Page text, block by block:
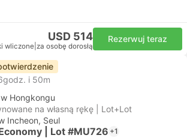
USD 514
wliczone za osobę dorosłą
Rezerwuj teraz
i 50m
Hongkongu
na własną rękę | Lot+Lot
Incheon, Seul
| Lot #MU726 +1